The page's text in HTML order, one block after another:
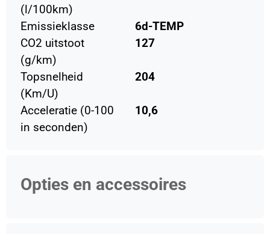
(l/100km)
Emissieklasse
6d-TEMP
CO2 uitstoot
(g/km)
127
Topsnelheid
(Km/U)
204
Acceleratie (0-100
in seconden)
10,6
Opties en accessoires